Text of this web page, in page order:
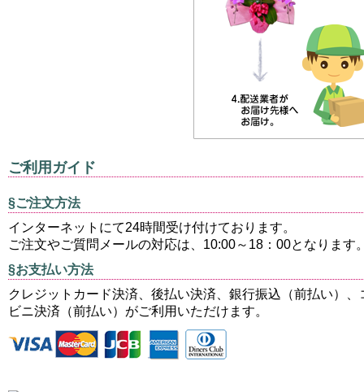
ご利用ガイド
§ご注文方法
インターネットにて24時間受け付けております。
ご注文やご質問メールの対応は、10:00～18：00となります
§お支払い方法
クレジットカード決済、後払い決済、銀行振込（前払い）、
ビニ決済（前払い）がご利用いただけます。